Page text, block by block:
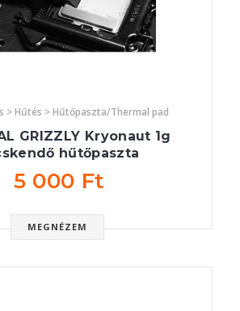
> Hűtés > Hűtőpaszta/Thermal pad
GRIZZLY Kryonaut 1g
hűtőpaszta
5 000 Ft
MEGNÉZEM